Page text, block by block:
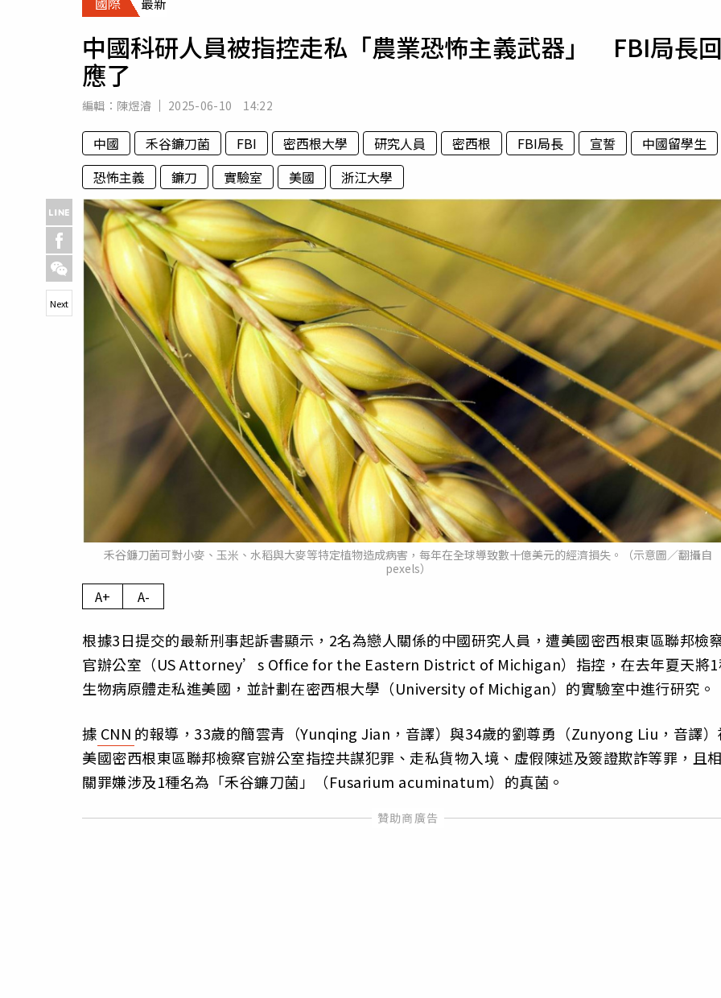
專欄
運勢
中國科研人員被指控走私「農業恐怖主義武器」 FBI局長
應了
編輯： 陳煜濬 2025-06-10 14:22
中國 禾谷鐮刀菌 FBI 密西根大學 研究人員 密西根 FBI局長 宣誓
中國留學生
恐怖主義
鐮刀 實驗室 美國 浙江大學
禾谷鐮刀菌可對小麥、玉米、水稻與大麥等特定植物造成病害，每年在全球導致數十億美元的經濟損失。（示意圖／翻攝自
pexels）
Next
A+ A-
根據3日提交的最新刑事起訴書顯示，2名為戀人關係的中國研究人員，遭美國密西根東區聯邦檢
官辦公室（US Attorney’s Office for the Eastern District of Michigan）指控，在去年夏天將
生物病原體走私進美國，並計劃在密西根大學（University of Michigan）的實驗室中進行研究。
據 CNN 的報導，33歲的簡雲青（Yunqing Jian，音譯）與34歲的劉尊勇（Zunyong Liu，音譯
美國密西根東區聯邦檢察官辦公室指控共謀犯罪、走私貨物入境、虛假陳述及簽證欺詐等罪，且
關罪嫌涉及1種名為「禾谷鐮刀菌」（Fusarium acuminatum）的真菌。